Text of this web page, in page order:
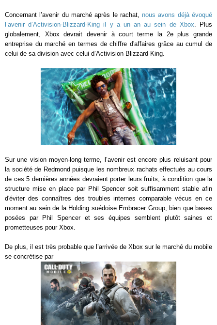
Concernant l’avenir du marché après le rachat, nous avons déjà évoqué
l’avenir d’Activision-Blizzard-King il y a un an au sein de Xbox. Plus
globalement, Xbox devrait devenir à court terme la 2e plus grande
entreprise du marché en termes de chiffre d'affaires grâce au cumul de
celui de sa division avec celui d’Activision-Blizzard-King.
Sur une vision moyen-long terme, l’avenir est encore plus reluisant pour
la société de Redmond puisque les nombreux rachats effectués au cours
de ces 5 dernières années devraient porter leurs fruits, à condition que la
structure mise en place par Phil Spencer soit suffisamment stable afin
d'éviter des connaîtres des troubles internes comparable vécus en ce
moment au sein de la Holding suédoise Embracer Group, bien que bases
posées par Phil Spencer et ses équipes semblent plutôt saines et
prometteuses pour Xbox.
De plus, il est très probable que l’arrivée de Xbox sur le marché du mobile
se concrétise par